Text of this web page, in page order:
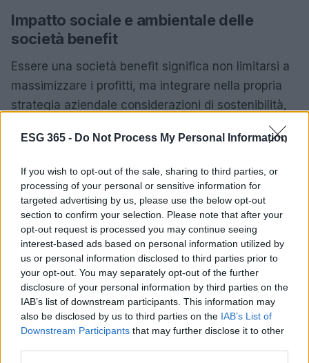
ESG 365 - Do Not Process My Personal Information
If you wish to opt-out of the sale, sharing to third parties, or
processing of your personal or sensitive information for
targeted advertising by us, please use the below opt-out
section to confirm your selection. Please note that after your
opt-out request is processed you may continue seeing
interest-based ads based on personal information utilized by
us or personal information disclosed to third parties prior to
your opt-out. You may separately opt-out of the further
disclosure of your personal information by third parties on the
IAB’s list of downstream participants. This information may
also be disclosed by us to third parties on the IAB’s List of
Downstream Participants that may further disclose it to other
Impatto sociale e ambientale delle
società benefit
Essere una società benefit significa non limitarsi a
massimizzare i profitti, ma integrare nella propria
strategia aziendale considerazioni di sostenibilità,
trasparenza e rispetto per la comunità e l’ambiente.
Grazie a questo modello, le aziende non solo
investitori, ma contribuiscono anche a creare un
futuro migliore per tutti.
Le società benefit si impegnano concretamente a
generare un impatto positivo, adottando pratiche
sostenibili e trasparenti. Questo impegno non si
limita solo a migliorare il benessere delle persone e
dell’ambiente, ma si estende anche alla
valorizzazione di beni e attività culturali e sociali.
La sfida è quella di mantenere un equilibrio tra gli